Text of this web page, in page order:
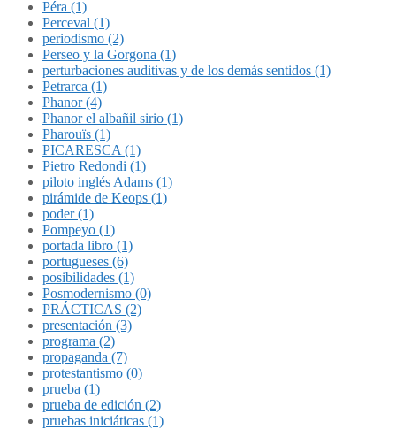
Péra (1)
Perceval (1)
periodismo (2)
Perseo y la Gorgona (1)
perturbaciones auditivas y de los demás sentidos (1)
Petrarca (1)
Phanor (4)
Phanor el albañil sirio (1)
Pharouïs (1)
PICARESCA (1)
Pietro Redondi (1)
piloto inglés Adams (1)
pirámide de Keops (1)
poder (1)
Pompeyo (1)
portada libro (1)
portugueses (6)
posibilidades (1)
Posmodernismo (0)
PRÁCTICAS (2)
presentación (3)
programa (2)
propaganda (7)
protestantismo (0)
prueba (1)
prueba de edición (2)
pruebas iniciáticas (1)